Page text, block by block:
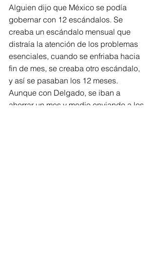
Alguien dijo que México se podía
gobernar con 12 escándalos. Se
creaba un escándalo mensual que
distraía la atención de los problemas
esenciales, cuando se enfriaba hacia
fin de mes, se creaba otro escándalo,
y así se pasaban los 12 meses.
Aunque con Delgado, se iban a
ahorrar un mes y medio enviando a los